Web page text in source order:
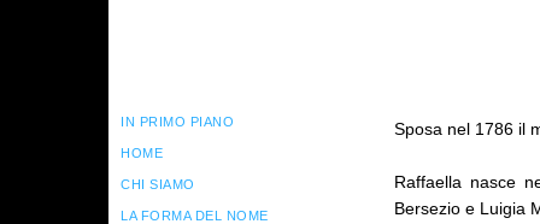
IN PRIMO PIANO
HOME
CHI SIAMO
LA FORMA DEL NOME
Sposa nel 1786 il
Raffaella nasce
Bersezio e Luigia